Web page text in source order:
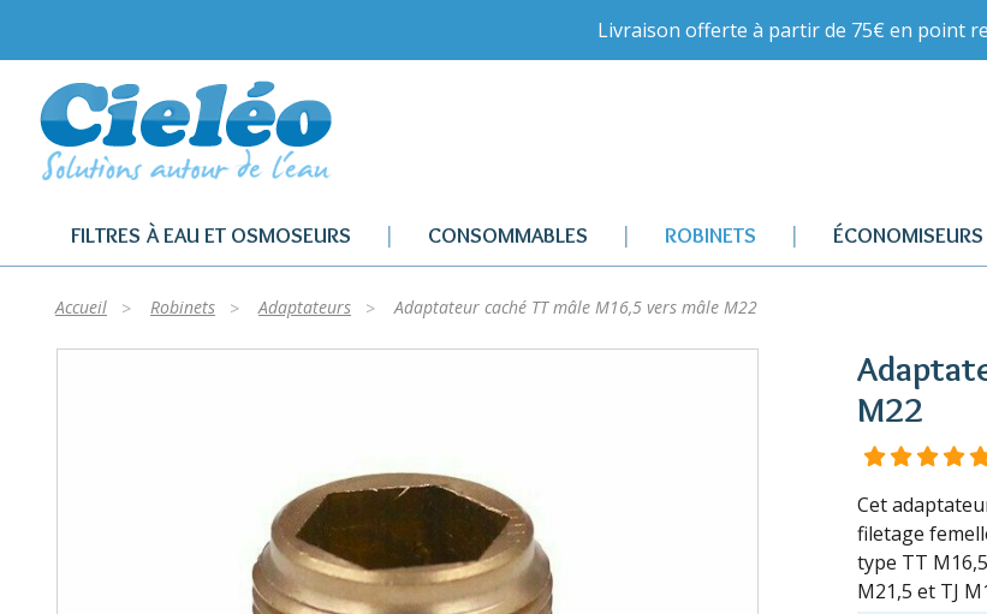
Livraison offerte à partir de 75€ en point
FILTRES À EAU ET OSMOSEURS CONSOMMABLES ROBINETS
Accueil Robinets Adaptateurs Adaptateur caché TT mâle M16,5 vers mâle M22
M22
Cet
filetage
type TT
M21,5 et TJ